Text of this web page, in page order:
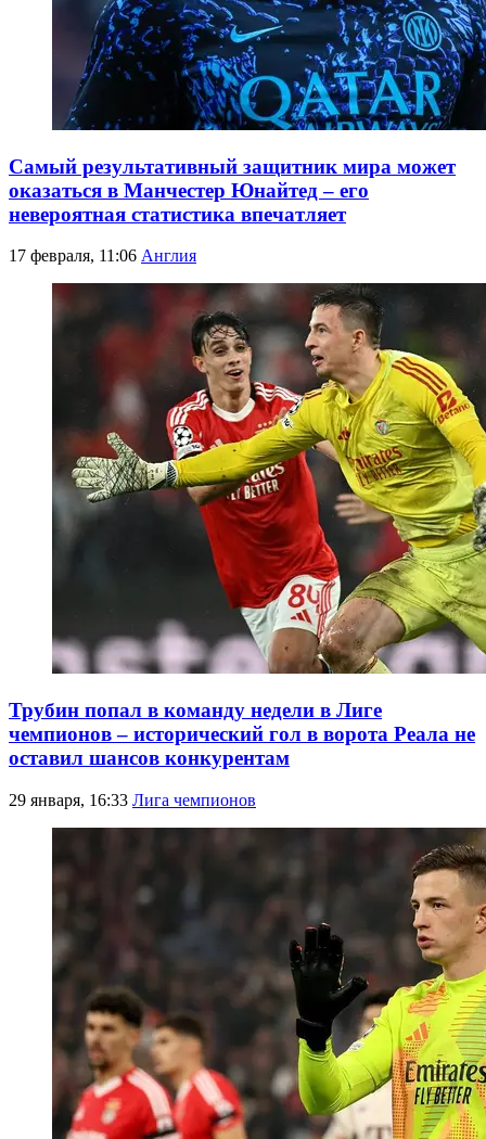
Самый результативный защитник мира может
оказаться в Манчестер Юнайтед – его
невероятная статистика впечатляет
17 февраля, 11:06 Англия
Трубин попал в команду недели в Лиге
чемпионов – исторический гол в ворота Реала не
оставил шансов конкурентам
29 января, 16:33 Лига чемпионов